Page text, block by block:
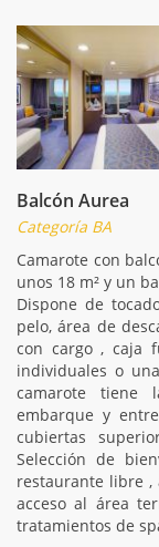
Balcón Aurea
Categoría BA
Camarote con
unos 18 m² y un
Dispone de
pelo, área de
con cargo , caja
individuales o
camarote tiene
embarque y
cubiertas
Selección de
restaurante libre ,
acceso al área
tratamientos de